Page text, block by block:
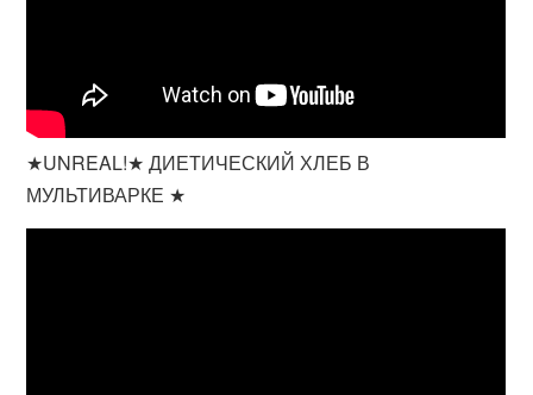
★UNREAL!★ ДИЕТИЧЕСКИЙ ХЛЕБ В
МУЛЬТИВАРКЕ ★